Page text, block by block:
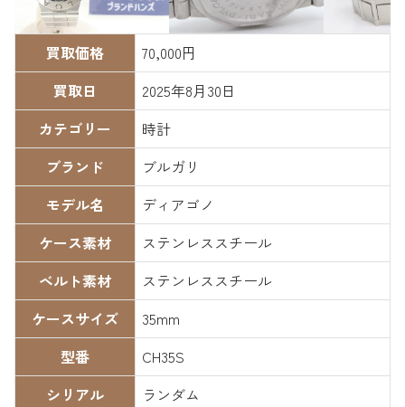
買取価格
70,000円
買取日
2025年8月30日
カテゴリー
時計
ブランド
ブルガリ
モデル名
ディアゴノ
ケース素材
ステンレススチール
ベルト素材
ステンレススチール
ケースサイズ
35mm
型番
CH35S
シリアル
ランダム